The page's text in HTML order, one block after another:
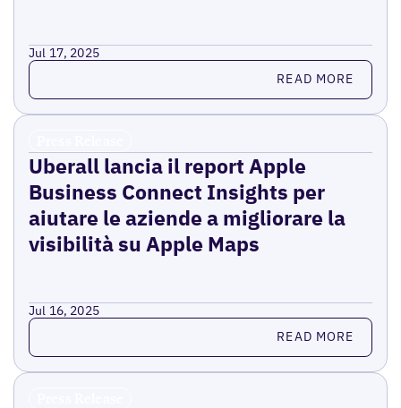
Jul 17, 2025
Read more READ MORE
Uberall lancia il report Apple
Business Connect Insights per
aiutare le aziende a migliorare la
visibilità su Apple Maps
Jul 16, 2025
Read more READ MORE